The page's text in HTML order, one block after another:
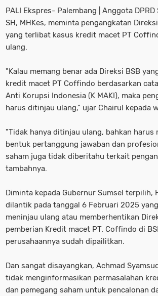
PALI Ekspres- Palembang | Anggota
SH, MHKes, meminta pengangkatan
yang terlibat kasus kredit macet PT
ulang.
"Kalau memang benar ada Direksi BSB
kredit macet PT Coffindo berdasarkan
Anti Korupsi Indonesia (K MAKI), maka
harus ditinjau ulang," ujar Chairul kepada
"Tidak hanya ditinjau ulang, bahkan
bentuk pertanggung jawaban dan
saham juga tidak diberitahu terkait
tambahnya.
Diminta kepada Gubernur Sumsel terpilih,
dilantik pada tanggal 6 Februari 2025
meninjau ulang atau memberhentikan
pemberian Kredit macet PT. Coffindo di
perusahaannya sudah dipailitkan.
Dan sangat disayangkan, Achmad
tidak menginformasikan permasalahan
dan pemegang saham untuk pencalonan